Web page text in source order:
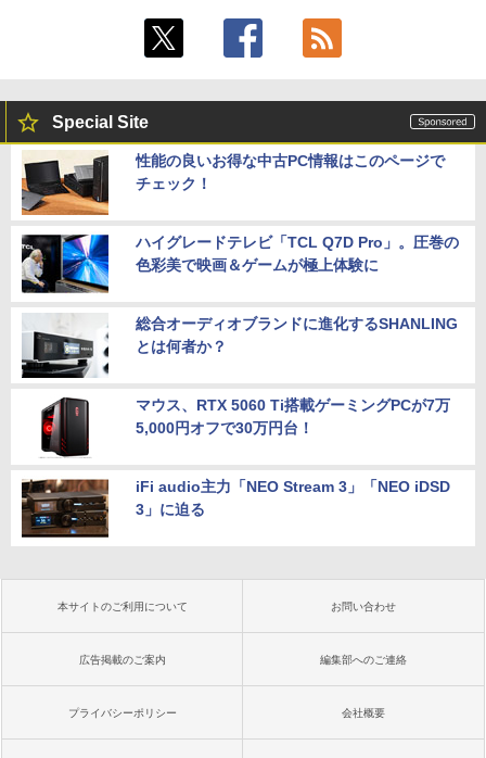
Special Site
性能の良いお得な中古PC情報はこのページで
チェック！
ハイグレードテレビ「TCL Q7D Pro」。圧巻の
色彩美で映画＆ゲームが極上体験に
総合オーディオブランドに進化するSHANLING
とは何者か？
マウス、RTX 5060 Ti搭載ゲーミングPCが7万
5,000円オフで30万円台！
iFi audio主力「NEO Stream 3」「NEO iDSD
3」に迫る
本サイトのご利用について お問い合わせ
広告掲載のご案内 編集部へのご連絡
プライバシーポリシー 会社概要